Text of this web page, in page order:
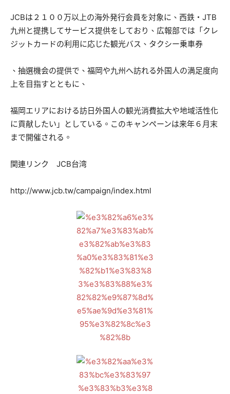
JCBは２１００万以上の海外発行会員を対象に、西鉄・JTB
九州と提携してサービス提供をしており、広報部では「クレ
ジットカードの利用に応じた観光バス、タクシー乗車券
、抽選機会の提供で、福岡や九州へ訪れる外国人の満足度向
上を目指すとともに、
福岡エリアにおける訪日外国人の観光消費拡大や地域活性化
に貢献したい」としている。このキャンペーンは来年６月末
まで開催される。
関連リンク JCB台湾
http://www.jcb.tw/campaign/index.html